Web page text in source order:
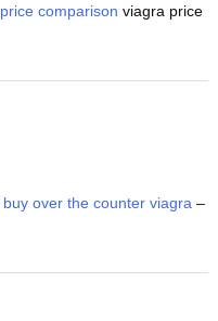
comparison viagra price
buy over the counter viagra –